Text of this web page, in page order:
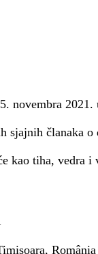
novembra
sjajnih članaka
kao tiha, vedra
România